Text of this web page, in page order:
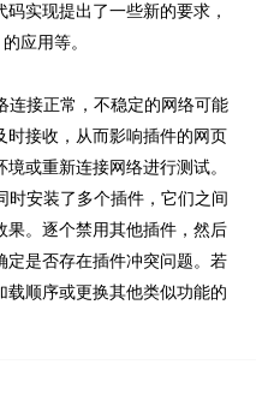
实现提出了一些新的要求，
应用等。
连接正常，不稳定的网络可能
时接收，从而影响插件的网页
或重新连接网络进行测试。
时安装了多个插件，它们之间
果。逐个禁用其他插件，然后
定是否存在插件冲突问题。若
载顺序或更换其他类似功能的